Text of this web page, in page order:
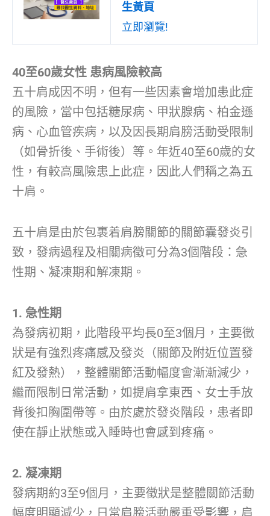
生黃頁
立即瀏覽!
40至60歲女性 患病風險較高
五十肩成因不明，但有一些因素會增加患此症
的風險，當中包括糖尿病、甲狀腺病、柏金遜
病、心血管疾病，以及因長期肩膀活動受限制
（如骨折後、手術後）等。年近40至60歲的女
性，有較高風險患上此症，因此人們稱之為五
十肩。
五十肩是由於包裹着肩膀關節的關節囊發炎引
致，發病過程及相關病徵可分為3個階段：急
性期、凝凍期和解凍期。
1. 急性期
為發病初期，此階段平均長0至3個月，主要徵
狀是有強烈疼痛感及發炎（關節及附近位置發
紅及發熱），整體關節活動幅度會漸漸減少，
繼而限制日常活動，如提肩拿東西、女士手放
背後扣胸圍帶等。由於處於發炎階段，患者即
使在靜止狀態或入睡時也會感到疼痛。
2. 凝凍期
發病期約3至9個月，主要徵狀是整體關節活動